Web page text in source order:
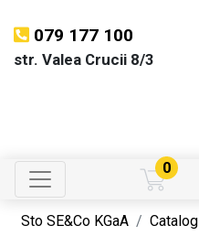
079 177 100
str. Valea Crucii 8/3
0
Sto SE&Co KGaA Catalog